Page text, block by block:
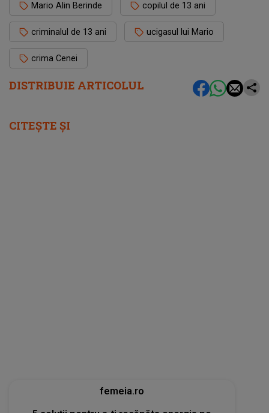
DISTRIBUIE ARTICOLUL
Mario Alin Berinde copilul de 13 ani
criminalul de 13 ani ucigasul lui Mario
crima Cenei
CITEȘTE ȘI